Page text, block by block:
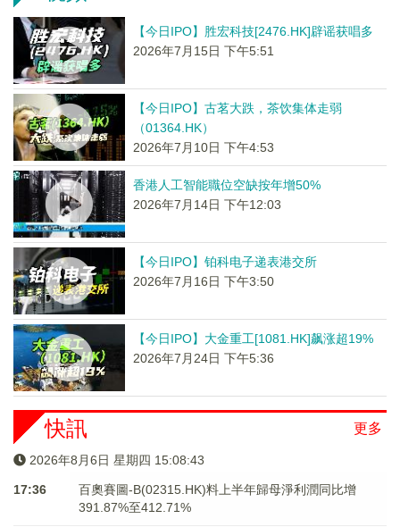
【今日IPO】胜宏科技[2476.HK]辟谣获唱多
2026年7月15日 下午5:51
【今日IPO】古茗大跌，茶饮集体走弱
（01364.HK）
2026年7月10日 下午4:53
香港人工智能職位空缺按年增50%
2026年7月14日 下午12:03
【今日IPO】铂科电子递表港交所
2026年7月16日 下午3:50
【今日IPO】大金重工[1081.HK]飙涨超19%
2026年7月24日 下午5:36
更多
快訊
2026年8月6日 星期四 15:08:43
17:36
百奧賽圖-B(02315.HK)料上半年歸母淨利潤同比增
391.87%至412.71%